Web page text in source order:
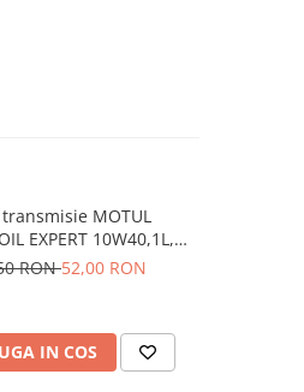
MOTUL
EXPERT 10W40,1L,
semi sintetic
RON52,00 RON
IN COS